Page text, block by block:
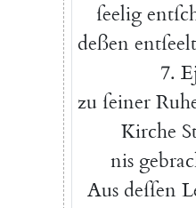
ſeelig
deßen
7.
zu ſeiner
Kirche
nis
Aus deſſen